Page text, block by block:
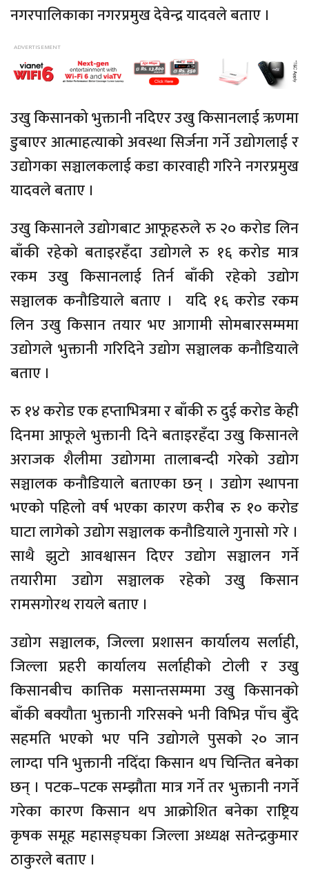
नगरपालिकाका नगरप्रमुख देवेन्द्र यादवले बताए ।
उखु किसानको भुक्तानी नदिएर उखु किसानलाई ऋणमा
डुबाएर आत्माहत्याको अवस्था सिर्जना गर्ने उद्योगलाई र
उद्योगका सञ्चालकलाई कडा कारवाही गरिने नगरप्रमुख
यादवले बताए ।
उखु किसानले उद्योगबाट आफूहरुले रु २० करोड लिन
बाँकी रहेको बताइरहँदा उद्योगले रु १६ करोड मात्र
रकम उखु किसानलाई तिर्न बाँकी रहेको उद्योग
सञ्चालक कनौडियाले बताए । यदि १६ करोड रकम
लिन उखु किसान तयार भए आगामी सोमबारसम्ममा
उद्योगले भुक्तानी गरिदिने उद्योग सञ्चालक कनौडियाले
बताए ।
रु १४ करोड एक हप्ताभित्रमा र बाँकी रु दुई करोड केही
दिनमा आफूले भुक्तानी दिने बताइरहँदा उखु किसानले
अराजक शैलीमा उद्योगमा तालाबन्दी गरेको उद्योग
सञ्चालक कनौडियाले बताएका छन् । उद्योग स्थापना
भएको पहिलो वर्ष भएका कारण करीब रु १० करोड
घाटा लागेको उद्योग सञ्चालक कनौडियाले गुनासो गरे ।
साथै झुटो आवश्वासन दिएर उद्योग सञ्चालन गर्ने
तयारीमा उद्योग सञ्चालक रहेको उखु किसान
रामसगोरथ रायले बताए ।
उद्योग सञ्चालक, जिल्ला प्रशासन कार्यालय सर्लाही,
जिल्ला प्रहरी कार्यालय सर्लाहीको टोली र उखु
किसानबीच कात्तिक मसान्तसम्ममा उखु किसानको
बाँकी बक्यौता भुक्तानी गरिसक्ने भनी विभिन्न पाँच बुँदे
सहमति भएको भए पनि उद्योगले पुसको २० जान
लाग्दा पनि भुक्तानी नदिँदा किसान थप चिन्तित बनेका
छन् । पटक–पटक सम्झौता मात्र गर्ने तर भुक्तानी नगर्ने
गरेका कारण किसान थप आक्रोशित बनेका राष्ट्रिय
कृषक समूह महासङ्घका जिल्ला अध्यक्ष सतेन्द्रकुमार
ठाकुरले बताए ।